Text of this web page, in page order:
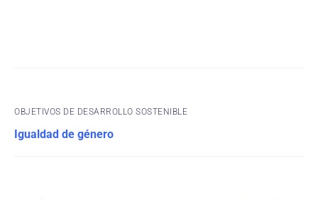
OBJETIVOS DE DESARROLLO SOSTENIBLE
Igualdad de género